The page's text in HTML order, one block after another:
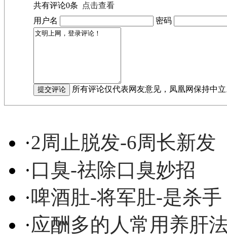
共有评论0条
点击查看
用户名
密码
所有评论仅代表网友意见，凤凰网保持中
·2周止脱发-6周长新发
·口臭-祛除口臭妙招
·啤酒肚-将军肚-是杀手
·应酬多的人常用养肝